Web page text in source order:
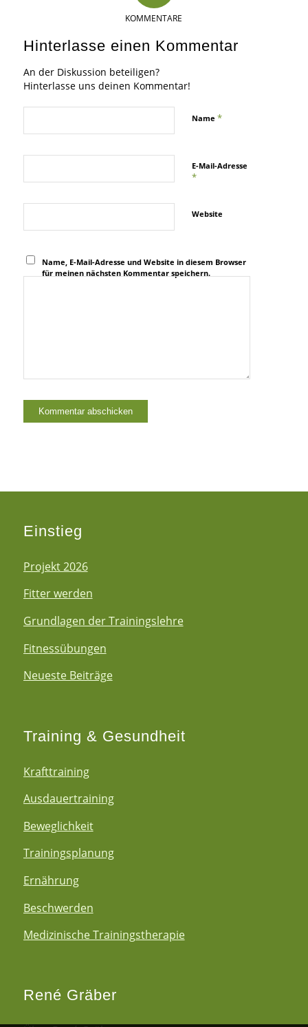
KOMMENTARE
Hinterlasse einen Kommentar
An der Diskussion beteiligen?
Hinterlasse uns deinen Kommentar!
Name *
E-Mail-Adresse
*
Website
Name, E-Mail-Adresse und Website in diesem Browser
für meinen nächsten Kommentar speichern.
Einstieg
Projekt 2026
Fitter werden
Grundlagen der Trainingslehre
Fitnessübungen
Neueste Beiträge
Training & Gesundheit
Krafttraining
Ausdauertraining
Beweglichkeit
Trainingsplanung
Ernährung
Beschwerden
Medizinische Trainingstherapie
René Gräber